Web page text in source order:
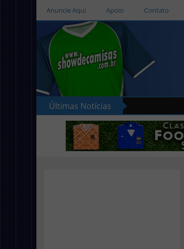
Anuncie Aqui Apoio Contato
Últimas Notícias